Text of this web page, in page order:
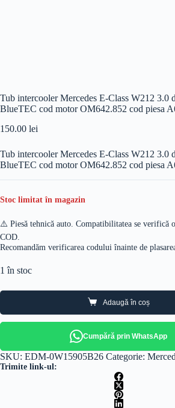
Tub intercooler Mercedes E-Class W212 3.0
BlueTEC cod motor OM642.852 cod piesa
150.00 lei
Tub intercooler Mercedes E-Class W212 3.0
BlueTEC cod motor OM642.852 cod piesa
Stoc limitat în magazin
⚠️ Piesă tehnică auto. Compatibilitatea se verifică
COD.
Recomandăm verificarea codului înainte de
1 în stoc
Adaugă în coș
Cumpără prin WhatsApp
SKU: EDM-0W15905B26 Categorie:
Trimite link-ul: